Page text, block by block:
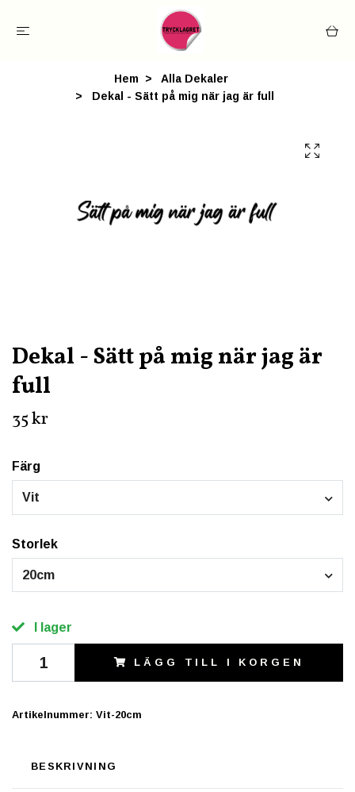
Hem
Alla Dekaler
Dekal - Sätt på mig när jag är full
Dekal - Sätt på mig när jag är
full
35 kr
Färg
Vit
Storlek
20cm
I lager
LÄGG TILL I KORGEN
Artikelnummer: Vit-20cm
BESKRIVNING